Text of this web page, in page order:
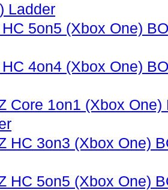
Ladder